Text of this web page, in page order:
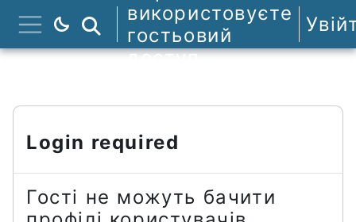
Перейти до головного вмісту
Бокова панель
Пошук курсів
використовуєте
гостьовий
доступ
Login required
Гості не можуть бачити